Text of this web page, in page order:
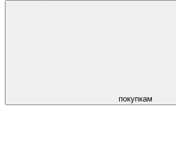
покупкам